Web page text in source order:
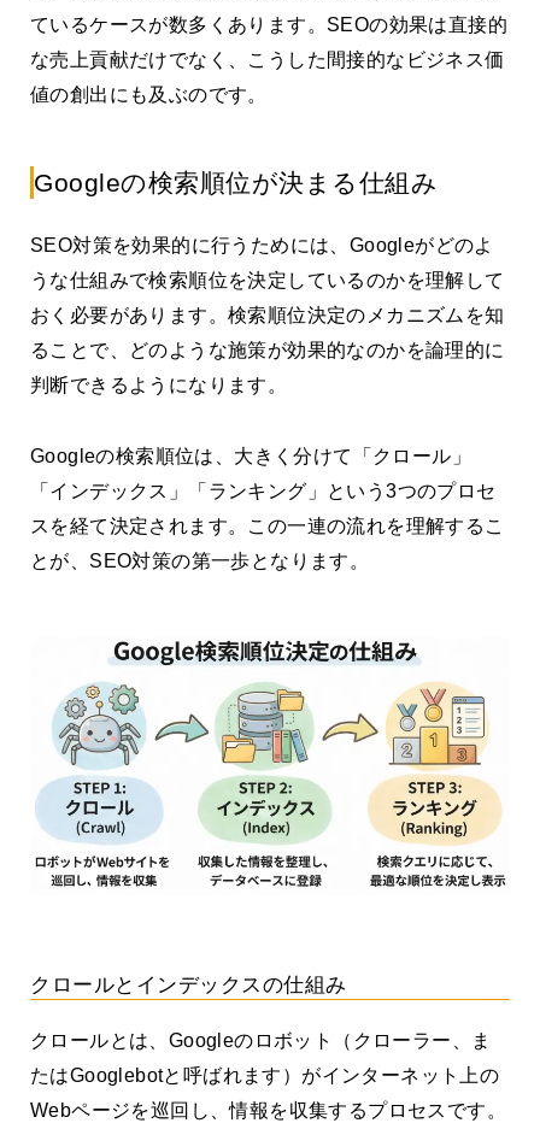
ているケースが数多くあります。SEOの効果は直接的
な売上貢献だけでなく、こうした間接的なビジネス価
値の創出にも及ぶのです。
Googleの検索順位が決まる仕組み
SEO対策を効果的に行うためには、Googleがどのよ
うな仕組みで検索順位を決定しているのかを理解して
おく必要があります。検索順位決定のメカニズムを知
ることで、どのような施策が効果的なのかを論理的に
判断できるようになります。
Googleの検索順位は、大きく分けて「クロール」
「インデックス」「ランキング」という3つのプロセ
スを経て決定されます。この一連の流れを理解するこ
とが、SEO対策の第一歩となります。
クロールとインデックスの仕組み
クロールとは、Googleのロボット（クローラー、ま
たはGooglebotと呼ばれます）がインターネット上の
Webページを巡回し、情報を収集するプロセスです。